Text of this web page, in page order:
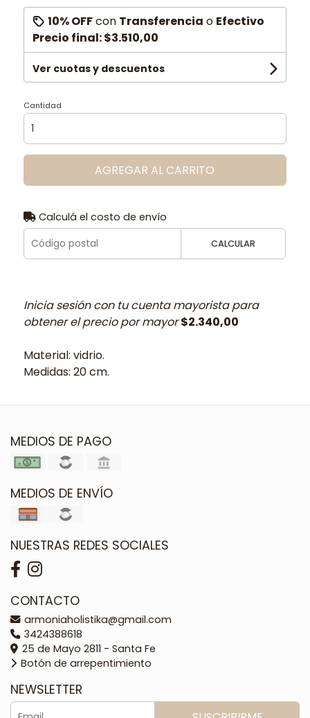
10% OFFcon Transferencia o Efectivo
Precio final:$3.510,00
Ver cuotas y descuentos
Cantidad
AGREGAR AL CARRITO
Calculá el costo de envío
CALCULAR
Inicia sesión con tu cuenta mayorista para
obtener el precio por mayor$2.340,00
Material: vidrio.
Medidas: 20 cm.
MEDIOS DE PAGO
MEDIOS DE ENVÍO
NUESTRAS REDES SOCIALES
CONTACTO
armoniaholistika@gmail.com
3424388618
25 de Mayo 2811 - Santa Fe
Botón de arrepentimiento
NEWSLETTER